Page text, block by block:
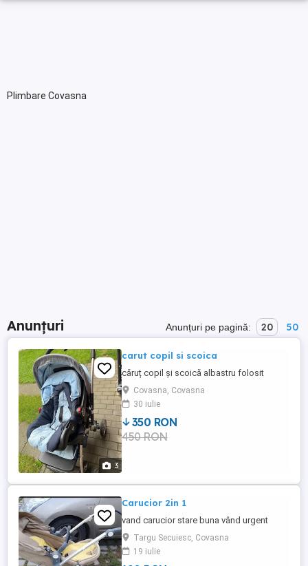
Plimbare Covasna
Anunțuri Anunțuri pe pagină: 20 50
3
carut copil si scoica
căruț copil și scoică albastru folosit
Covasna, Covasna
30 iulie
350 RON
450 RON
Carucior 2in 1
vand carucior stare buna vând urgent
Targu Secuiesc, Covasna
19 iulie